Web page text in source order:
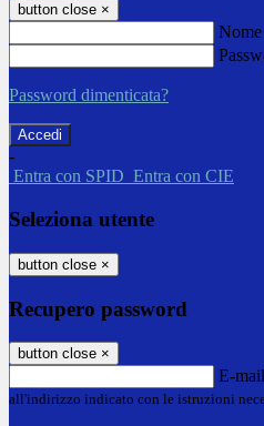
button close ×
Password dimenticata?
-
Entra con SPID Entra con CIE
Seleziona utente
button close ×
Recupero password
button close ×
E-mail
all'indirizzo indicato con le istruzioni